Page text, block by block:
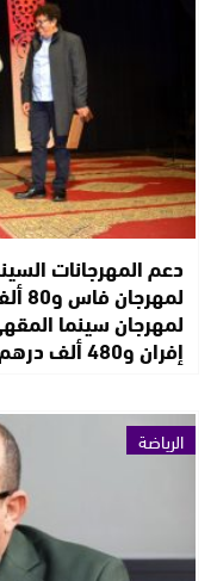
إفران و480 ألف درهم للمهرجان الدولي للفيلم…
الرياضة